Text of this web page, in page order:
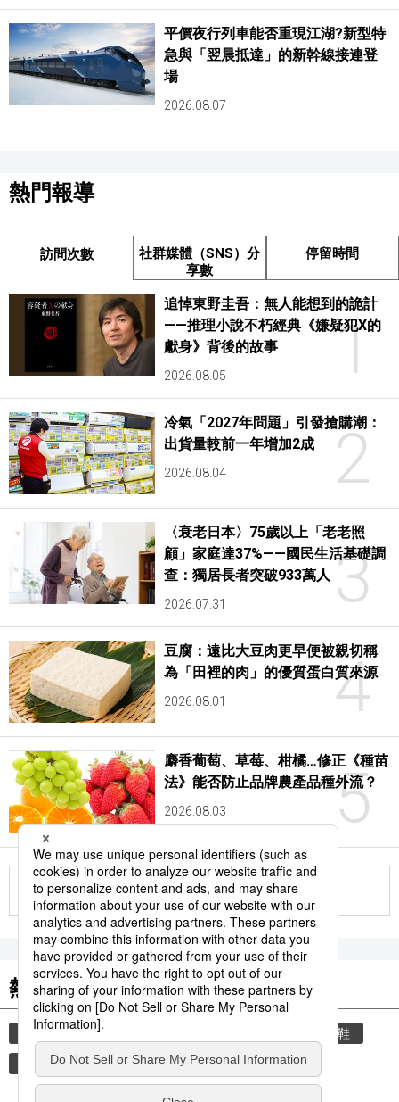
平價夜行列車能否重現江湖?新型特
急與「翌晨抵達」的新幹線接連登
場
2026.08.07
熱門報導
訪問次數
社群媒體（SNS）分
享數
停留時間
1
追悼東野圭吾：無人能想到的詭計
——推理小說不朽經典《嫌疑犯X的
獻身》背後的故事
2026.08.05
2
冷氣「2027年問題」引發搶購潮：
出貨量較前一年增加2成
2026.08.04
3
〈衰老日本〉75歲以上「老老照
顧」家庭達37%——國民生活基礎調
查：獨居長者突破933萬人
2026.07.31
4
豆腐：遠比大豆肉更早便被親切稱
為「田裡的肉」的優質蛋白質來源
2026.08.01
5
麝香葡萄、草莓、柑橘…修正《種苗
法》能否防止品牌農產品種外流？
2026.08.03
更多
熱門關鍵詞
教育 禮儀 脫鞋
時事通信新聞 觀光旅遊 書訊 文學